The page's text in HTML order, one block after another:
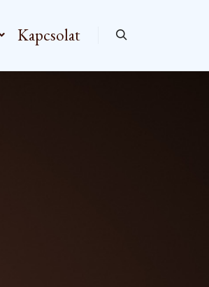
Kapcsolat